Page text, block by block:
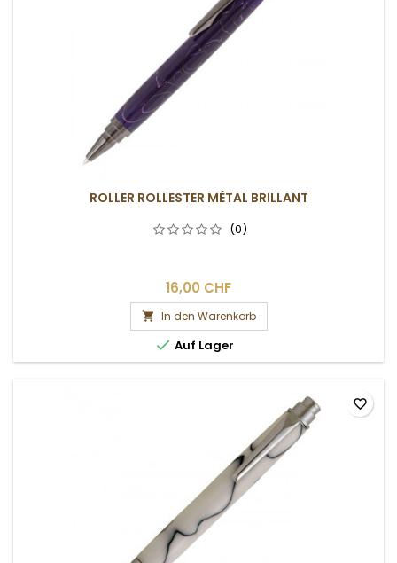
ROLLER ROLLESTER MÉTAL BRILLANT
(0)
16,00 CHF
 In den Warenkorb
 Auf Lager
favorite_border